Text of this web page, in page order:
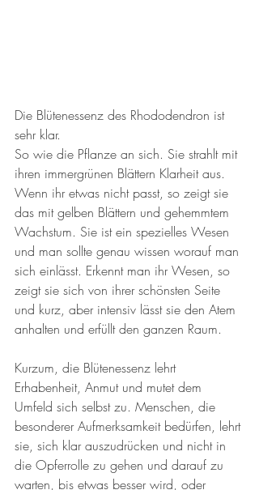
Die Blütenessenz des Rhododendron ist
sehr klar.
So wie die Pflanze an sich. Sie strahlt mit
ihren immergrünen Blättern Klarheit aus.
Wenn ihr etwas nicht passt, so zeigt sie
das mit gelben Blättern und gehemmtem
Wachstum. Sie ist ein spezielles Wesen
und man sollte genau wissen worauf man
sich einlässt. Erkennt man ihr Wesen, so
zeigt sie sich von ihrer schönsten Seite
und kurz, aber intensiv lässt sie den Atem
anhalten und erfüllt den ganzen Raum.
Kurzum, die Blütenessenz lehrt
Erhabenheit, Anmut und mutet dem
Umfeld sich selbst zu. Menschen, die
besonderer Aufmerksamkeit bedürfen, lehrt
sie, sich klar auszudrücken und nicht in
die Opferrolle zu gehen und darauf zu
warten, bis etwas besser wird, oder